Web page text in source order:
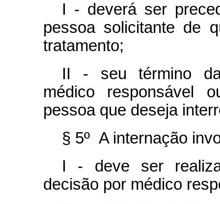
I - deverá ser
pessoa solicitante de
tratamento;
II - seu término
médico responsável
pessoa que deseja
§ 5º A internação
I - deve ser
decisão por médico